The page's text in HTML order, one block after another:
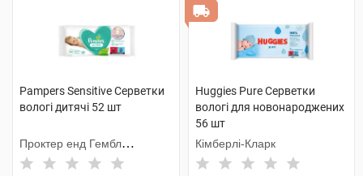
Pampers Sensitive Серветки
вологі дитячі 52 шт
Проктер енд Гембл
Мануфекчурінг
Huggies Pure Серветки
вологі для новонароджених
56 шт
Кімберлі-Кларк